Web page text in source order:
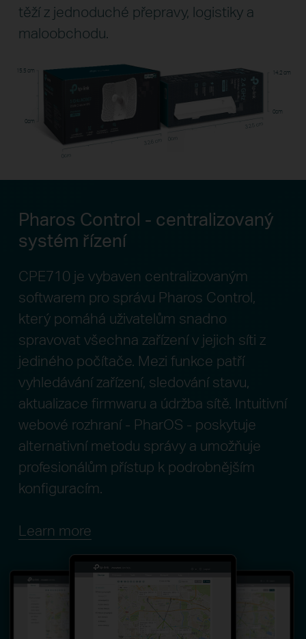
těží z jednoduché přepravy, logistiky a
maloobchodu.
15.5 cm
0cm
0cm
32.6 cm 0cm
32.5 cm
0cm
14.2 cm
Pharos Control - centralizovaný
systém řízení
CPE710 je vybaven centralizovaným
softwarem pro správu Pharos Control,
který pomáhá uživatelům snadno
spravovat všechna zařízení v jejich síti z
jediného počítače. Mezi funkce patří
vyhledávání zařízení, sledování stavu,
aktualizace firmwaru a údržba sítě. Intuitivní
webové rozhraní - PharOS - poskytuje
alternativní metodu správy a umožňuje
profesionálům přístup k podrobnějším
konfiguracím.
Learn more